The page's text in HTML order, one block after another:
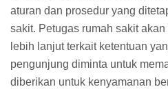
aturan dan prosedur yang
sakit. Petugas rumah sakit
lebih lanjut terkait ketentuan
pengunjung diminta untuk
diberikan untuk kenyamanan